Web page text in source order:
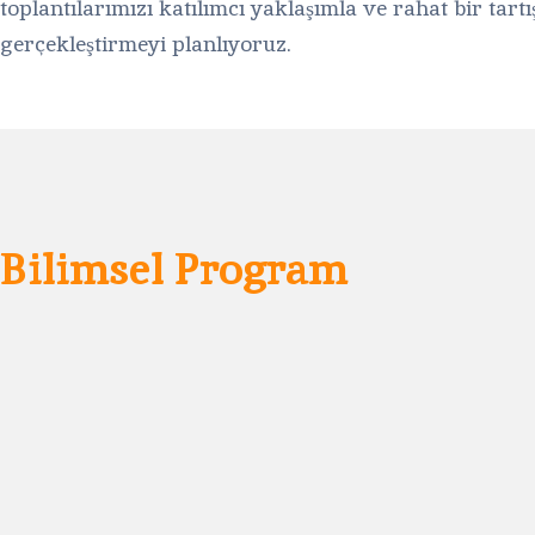
toplantılarımızı katılımcı yaklaşımla ve rahat bir
gerçekleştirmeyi planlıyoruz.
Bilimsel Program